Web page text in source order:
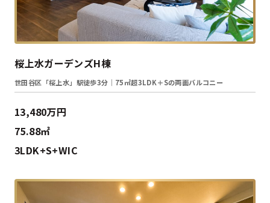
桜上水ガーデンズH棟
世田谷区「桜上水」駅徒歩3分｜75㎡超3LDK＋Sの両面バルコニー
13,480万円
75.88㎡
3LDK+S+WIC